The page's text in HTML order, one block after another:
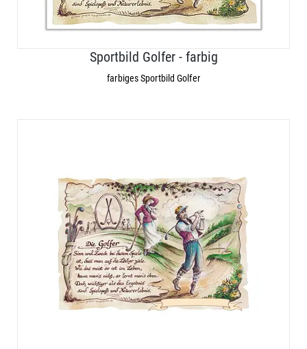
Sportbild Golfer - farbig
farbiges Sportbild Golfer